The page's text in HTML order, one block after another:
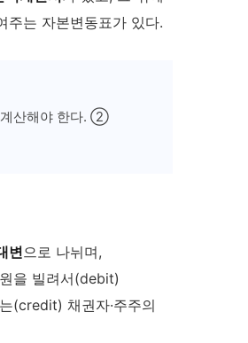
주는 자본변동표가 있다.
산해야 한다. ②
변으로 나뉘며,
을 빌려서(debit)
(credit) 채권자·주주의